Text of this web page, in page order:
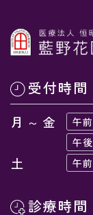
受付時間
月～金 午前
午後
土
午前
診療時間